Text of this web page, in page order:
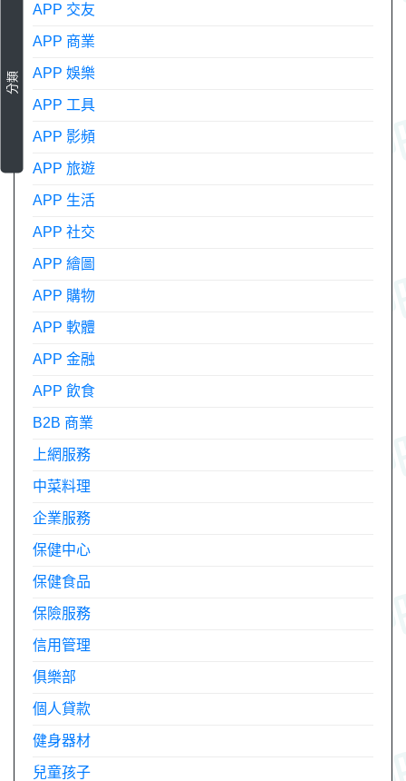
分類
APP 交友
APP 商業
APP 娛樂
APP 工具
APP 影頻
APP 旅遊
APP 生活
APP 社交
APP 繪圖
APP 購物
APP 軟體
APP 金融
APP 飲食
B2B 商業
上網服務
中菜料理
企業服務
保健中心
保健食品
保險服務
信用管理
俱樂部
個人貸款
健身器材
兒童孩子